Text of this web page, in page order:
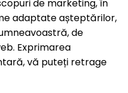
de marketing, în
adaptate așteptărilor,
de
Exprimarea
vă puteți retrage